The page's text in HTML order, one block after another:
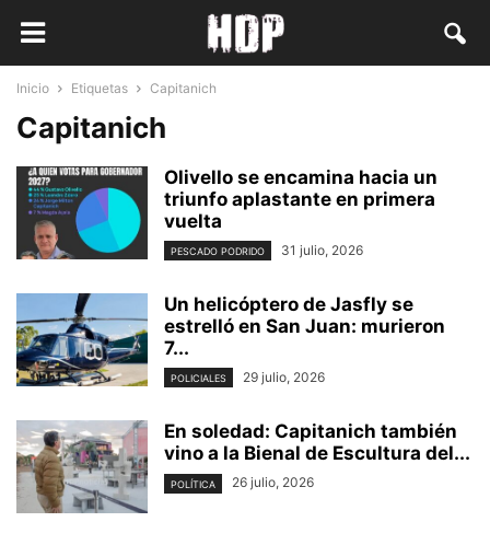
Inicio Etiquetas Capitanich
Capitanich
Olivello se encamina hacia un
triunfo aplastante en primera
vuelta
PESCADO PODRIDO 31 julio, 2026
Un helicóptero de Jasfly se
estrelló en San Juan: murieron
7...
POLICIALES 29 julio, 2026
En soledad: Capitanich también
vino a la Bienal de Escultura del...
POLÍTICA 26 julio, 2026